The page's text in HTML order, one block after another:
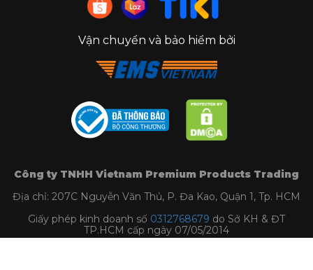
Vận chuyển và bảo hiểm bởi
Công ty TNHH Vietnam Premium Products Trading
Địa chỉ: 207C Nguyễn Văn Thủ, P. Đa Kao, Quận 1, Tp. HCM
Giấy phép kinh doanh số 0312768679 do Sở KH & ĐT
TP.HCM cấp ngày 07/05/2014